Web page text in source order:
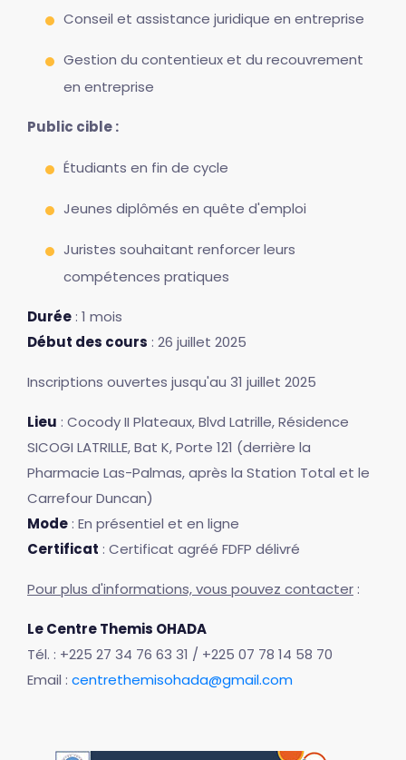
Conseil et assistance juridique en entreprise
Gestion du contentieux et du recouvrement
en entreprise
Public cible :
Étudiants en fin de cycle
Jeunes diplômés en quête d'emploi
Juristes souhaitant renforcer leurs
compétences pratiques
Durée : 1 mois
Début des cours : 26 juillet 2025
Inscriptions ouvertes jusqu'au 31 juillet 2025
Lieu : Cocody II Plateaux, Blvd Latrille, Résidence
SICOGI LATRILLE, Bat K, Porte 121 (derrière la
Pharmacie Las-Palmas, après la Station Total et le
Carrefour Duncan)
Mode : En présentiel et en ligne
Certificat : Certificat agréé FDFP délivré
Pour plus d'informations, vous pouvez contacter :
Le Centre Themis OHADA
Tél. : +225 27 34 76 63 31 / +225 07 78 14 58 70
Email : centrethemisohada@gmail.com